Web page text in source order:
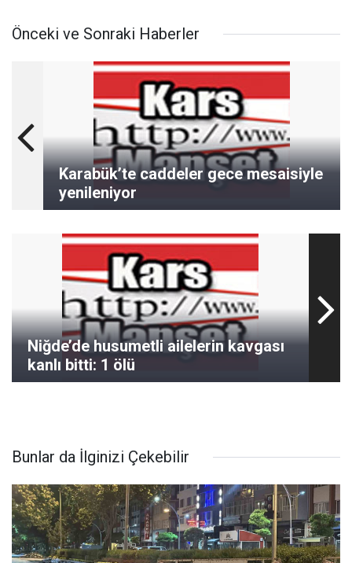
Önceki ve Sonraki Haberler
Karabük’te caddeler gece mesaisiyle
yenileniyor
Niğde’de husumetli ailelerin kavgası
kanlı bitti: 1 ölü
Bunlar da İlginizi Çekebilir